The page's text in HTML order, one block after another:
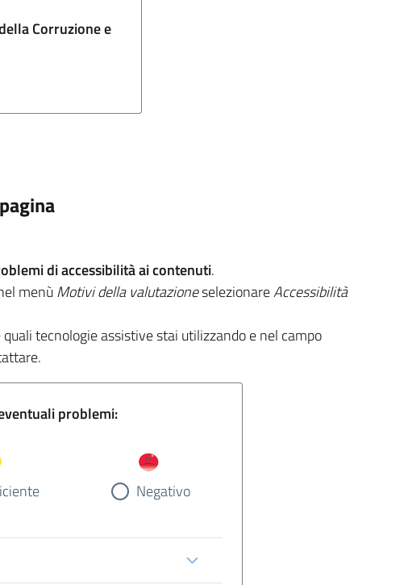
Corruzione e
di accessibilità ai contenuti.
menù Motivi della valutazioneselezionareAccessibilità
tecnologie assistive stai utilizzando e nel campo
un voto a questa pagina e segnala eventuali problemi:
Negativo